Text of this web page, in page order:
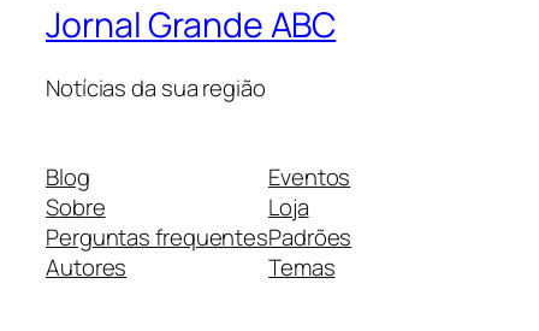
Jornal Grande ABC
Notícias da sua região
Blog
Sobre
Perguntas frequentes
Autores
Eventos
Loja
Padrões
Temas